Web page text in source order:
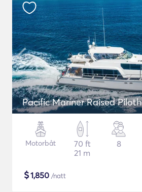
Pacific Mariner Raised
Motorbåt
70 ft
21 m
8
$1,850 /natt